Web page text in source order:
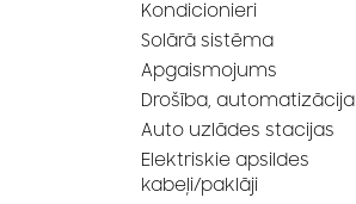
Kondicionieri
Solārā sistēma
Apgaismojums
Drošība, automatizācija
Auto uzlādes stacijas
Elektriskie apsildes
kabeļi/paklāji